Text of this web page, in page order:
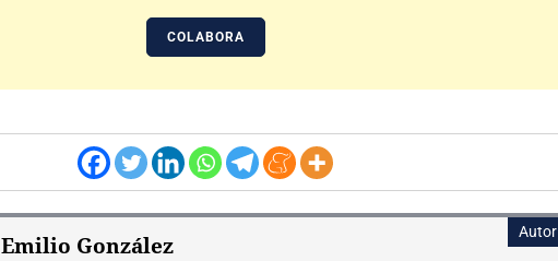
COLABORA
Autor
Emilio González